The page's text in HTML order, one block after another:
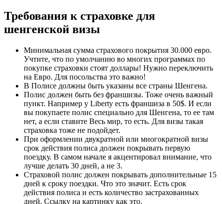
Требования к страховке для
шенгенской визы
Минимальная сумма страхового покрытия 30.000 евро.
Учтите, что по умолчанию во многих программах по
покупке страховки стоят доллары! Нужно переключить
на Евро. Для посольства это важно!
В Полисе должны быть указаны все страны Шенгена.
Полис должен быть без франшизы. Тоже очень важный
пункт. Например у Liberty есть франшиза в 50$. И если
вы покупаете полис специально для Шенгена, то ее там
нет, а если ставите Весь мир, то есть. Для визы такая
страховка тоже не подойдет.
При оформлении двукратной или многократной визы
срок действия полиса должен покрывать первую
поездку. В самом начале я акцентировал внимание, что
лучше делать 30 дней, а не 3.
Страховой полис должен покрывать дополнительные 15
дней к сроку поездки. Что это значит. Есть срок
действия полиса и есть количество застрахованных
дней. Ссылку на картинку как это.